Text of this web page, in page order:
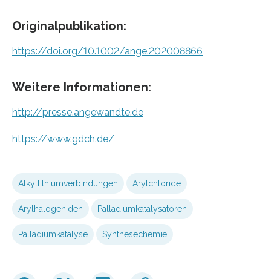
Originalpublikation:
https://doi.org/10.1002/ange.202008866
Weitere Informationen:
http://presse.angewandte.de
https://www.gdch.de/
Alkyllithiumverbindungen Arylchloride
Arylhalogeniden Palladiumkatalysatoren
Palladiumkatalyse Synthesechemie